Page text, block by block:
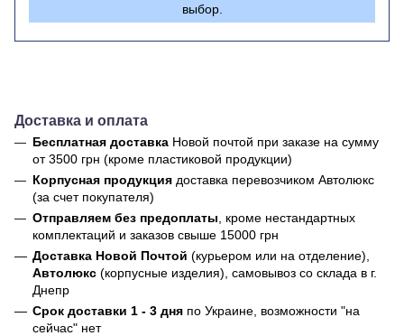
выбор.
Доставка и оплата
Бесплатная доставка Новой почтой при заказе на сумму
от 3500 грн (кроме пластиковой продукции)
Корпусная продукция доставка перевозчиком Автолюкс
(за счет покупателя)
Отправляем без предоплаты , кроме нестандартных
комплектаций и заказов свыше 15000 грн
Доставка Новой Почтой (курьером или на отделение),
Автолюкс (корпусные изделия), самовывоз со склада в г.
Днепр
Срок доставки 1 - 3 дня по Украине, возможности "на
сейчас" нет